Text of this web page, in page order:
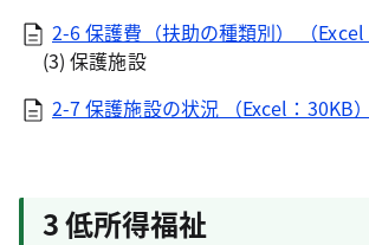
2-6 保護費（扶助の種類別） （Excel
(3) 保護施設
2-7 保護施設の状況 （Excel：30KB）
3 低所得福祉